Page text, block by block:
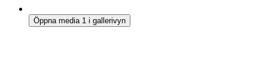
Öppna media 1 i gallerivyn